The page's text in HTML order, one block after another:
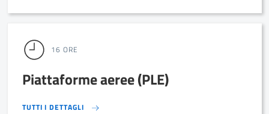
16 ORE
Piattaforme aeree (PLE)
TUTTI I DETTAGLI TUTTI I DETTAGLI